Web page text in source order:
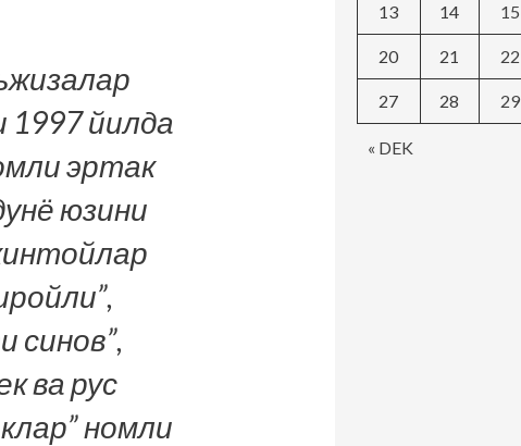
1997 йилда
эртак
юзини
синов”,
ва рус
номли
« DEK
13 14 15
20 21 22
27 28 29